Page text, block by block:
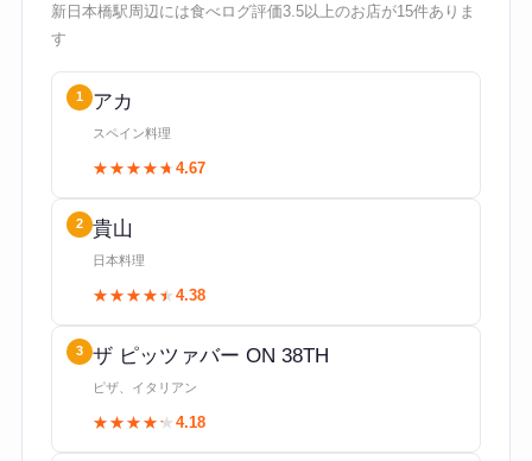
新日本橋駅周辺には食べログ評価3.5以上のお店が15件ありま
す
1 アカ
スペイン料理
★★★★★
★★★★★ 4.67
2 貴山
日本料理
★★★★★
★★★★★ 4.38
3 ザ ピッツァバー ON 38TH
ピザ、イタリアン
★★★★★
★★★★★ 4.18